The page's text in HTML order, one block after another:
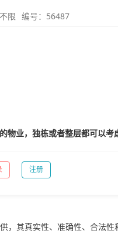
限 编号：56487
物业，独栋或者整层都可以考
注册
，其真实性、准确性、合法